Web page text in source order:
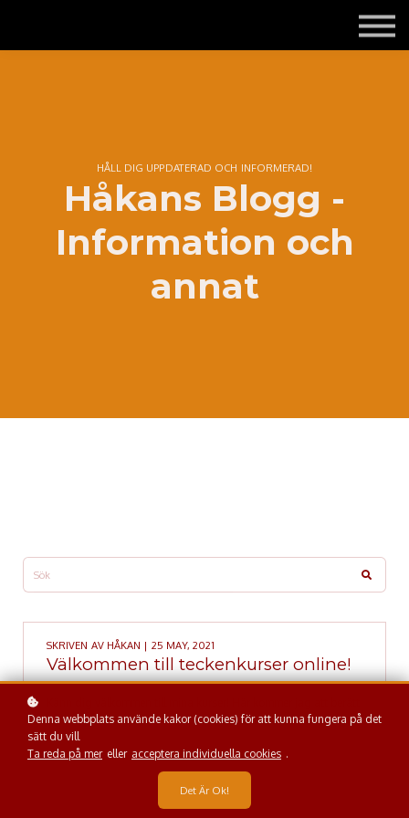
Kontakta mig
HÅLL DIG UPPDATERAD OCH INFORMERAD!
Håkans Blogg -
Information och
annat
SKRIVEN AV HÅKAN | 25 MAY, 2021
Välkommen till teckenkurser online!
alit emer om kurserna.
Denna webbplats använde kakor (cookies) för att kunna fungera på det
sätt du vill
Ta reda på mer eller acceptera individuella cookies .
Det Är Ok!